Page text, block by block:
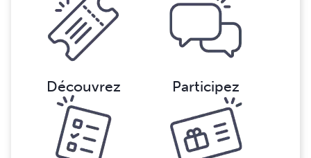
Découvrez Participez